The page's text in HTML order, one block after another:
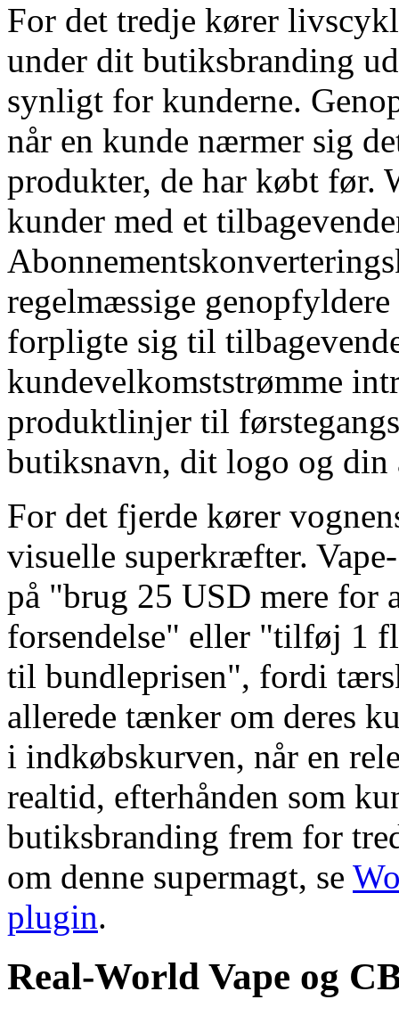
For det tredje kører
under dit butiksbranding
synligt for kunderne.
når en kunde nærmer sig
produkter, de har købt før.
kunder med et
regelmæssige
forpligte sig til
kundevelkomststrømme
produktlinjer til
butiksnavn, dit logo og din
For det fjerde kører
visuelle superkræfter.
på "brug 25 USD mere for
forsendelse" eller "tilføj 1
til bundleprisen", fordi
allerede tænker om deres
i indkøbskurven, når en
realtid, efterhånden som
butiksbranding frem for
om denne supermagt, se
plugin.
Real-World Vape og